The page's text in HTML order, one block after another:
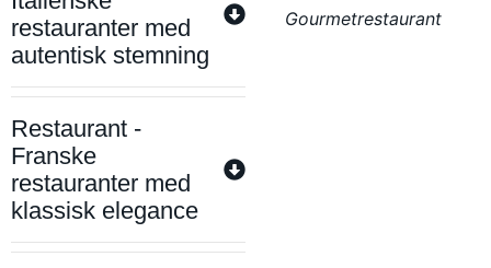
restauranter med
autentisk stemning
Restaurant -
Franske
restauranter med
klassisk elegance
Gourmetrestaurant